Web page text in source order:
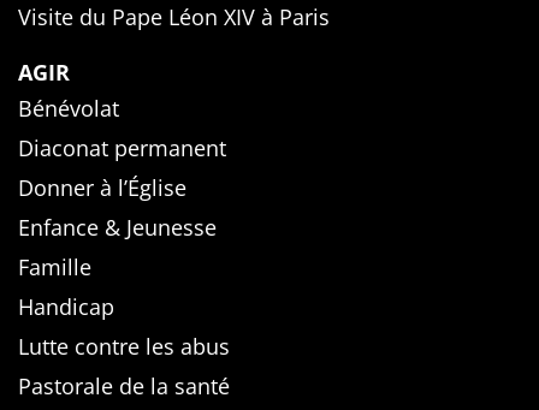
Visite du Pape Léon XIV à Paris
AGIR
Bénévolat
Diaconat permanent
Donner à l’Église
Enfance & Jeunesse
Famille
Handicap
Lutte contre les abus
Pastorale de la santé